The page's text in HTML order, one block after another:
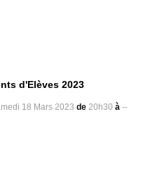
d'Elèves 2023
18 Mars 2023 de 20h30 à --